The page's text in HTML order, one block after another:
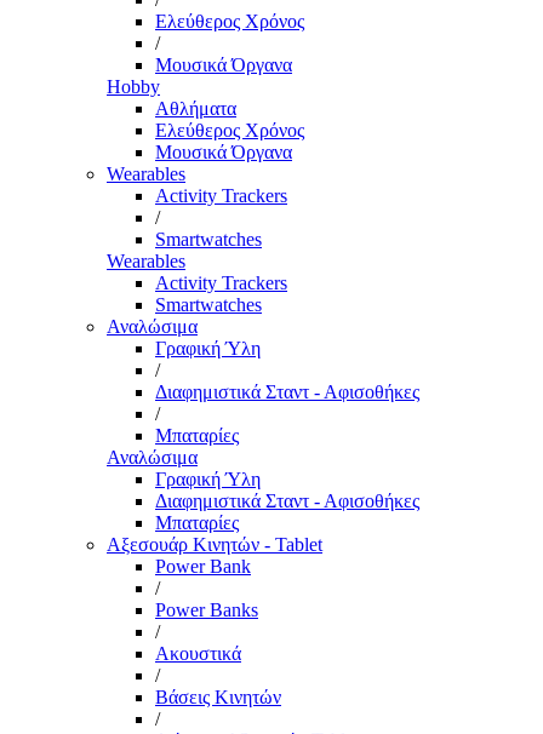
Ελεύθερος Χρόνος
/
Μουσικά Όργανα
Hobby
Αθλήματα
Ελεύθερος Χρόνος
Μουσικά Όργανα
Wearables
Activity Trackers
/
Smartwatches
Wearables
Activity Trackers
Smartwatches
Αναλώσιμα
Γραφική Ύλη
/
Διαφημιστικά Σταντ - Αφισοθήκες
/
Μπαταρίες
Αναλώσιμα
Γραφική Ύλη
Διαφημιστικά Σταντ - Αφισοθήκες
Μπαταρίες
Αξεσουάρ Κινητών - Tablet
Power Bank
/
Power Banks
/
Ακουστικά
/
Βάσεις Κινητών
/